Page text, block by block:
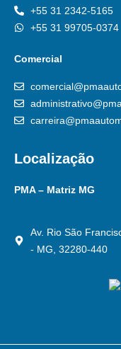
+55 31 2342-5165
+55 31 99705-0374
Comercial
Localização
PMA – Matriz MG
Av. Rio São
- MG, 32280-440